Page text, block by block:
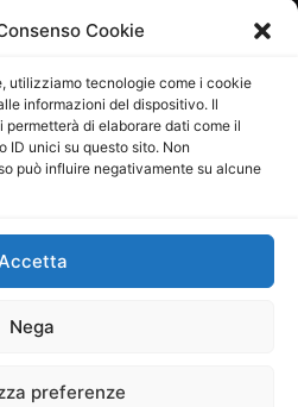
Cookie
utilizziamo tecnologie come i cookie
informazioni del dispositivo. Il
di elaborare dati come il
ID unici su questo sito. Non
può influire negativamente su alcune
Nega
preferenze
09/2015
Maurizio Scaglione
Maria Calabrese
06334930820
Società Cooperativa a r.l. è
di Comunicazione al
srl–info@ladigitale.it